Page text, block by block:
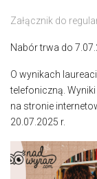
Załącznik do
Nabór trwa do
O wynikach
telefoniczną.
na stronie
20.07.2025 r.